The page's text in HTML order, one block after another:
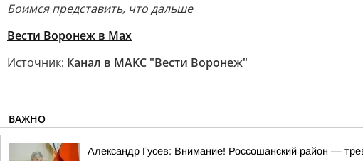
Боимся представить, что дальше
Вести Воронеж в Max
Источник: Канал в МАКС "Вести Воронеж"
ВАЖНО
Александр Гусев: Внимание! Россошанский район —